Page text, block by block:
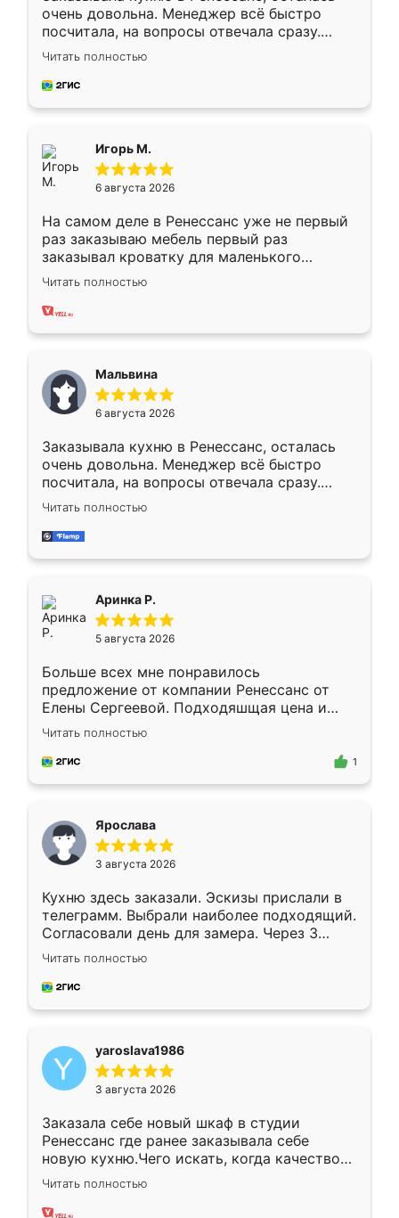
очень довольна. Менеджер всё быстро
посчитала, на вопросы отвечала сразу.
Замерщик приехал в субботу, подошёл к
делу со всей ответственностью. Собрали
за день, ребята работали аккуратно, даже
Читать полностью
Игорь М.
6 августа 2026
На самом деле в Ренессанс уже не первый
раз заказываю мебель первый раз
заказывал кроватку для маленького
ребёнка при его рождении ,во второй раз
заказал шкаф-купе. По качеству очень
хорошее сборка достаточно быстрая,
меньше, здесь же он более разнообразный.
Мне нравится ,если что-то потребуется из
мебели буду заказывать только здесь.
Читать полностью
Мальвина
6 августа 2026
Заказывала кухню в Ренессанс, осталась
очень довольна. Менеджер всё быстро
посчитала, на вопросы отвечала сразу.
Замерщик приехал в субботу, подошёл к
делу со всей ответственностью. Собрали
за день, ребята работали аккуратно, даже
Читать полностью
Аринка Р.
5 августа 2026
Больше всех мне понравилось
предложение от компании Ренессанс от
Елены Сергеевой. Подходяшщая цена и
короткие сроки изготовления. Приехавший
для замера сотрудник Владислав
предложил по моему эскизу самый
Читать полностью
1
Ярослава
3 августа 2026
Кухню здесь заказали. Эскизы прислали в
телеграмм. Выбрали наиболее подходящий.
Согласовали день для замера. Через 3
недели кухня была уже готова. Остались
довольны работой. Спасибо Ренессанс
мебель за качественную работу!
Читать полностью
yaroslava1986
3 августа 2026
Заказала себе новый шкаф в студии
Ренессанс где ранее заказывала себе
новую кухню.Чего искать, когда качеством
вполне довольна. Служит кухня уже почти
два года, нареканий нет.
Читать полностью